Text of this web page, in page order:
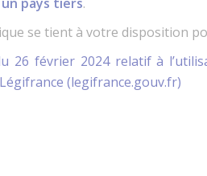
se tient à votre disposition
26 février 2024 relatif à
(legifrance.gouv.fr)